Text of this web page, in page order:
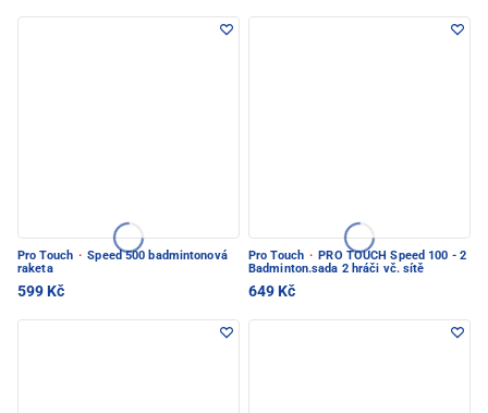
Pro Touch · Speed 500 badmintonová
raketa
599 Kč
Pro Touch · PRO TOUCH Speed 100 - 2
Badminton.sada 2 hráči vč. sítě
649 Kč